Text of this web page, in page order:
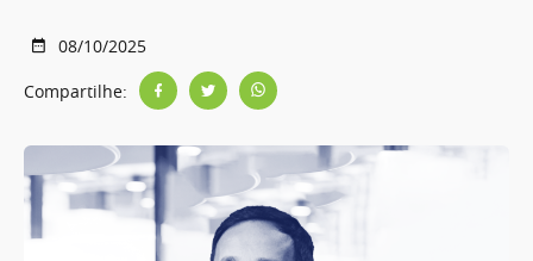
08/10/2025
Compartilhe: